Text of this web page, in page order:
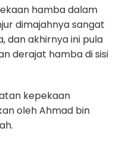
hamba dalam
dimajahnya sangat
dan akhirnya ini pula
derajat hamba di sisi
kepekaan
oleh Ahmad bin